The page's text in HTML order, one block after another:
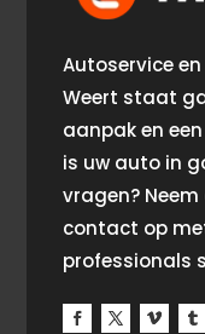
Autoservice
Weert staat
aanpak en
is uw auto in
vragen?
contact op
professionals